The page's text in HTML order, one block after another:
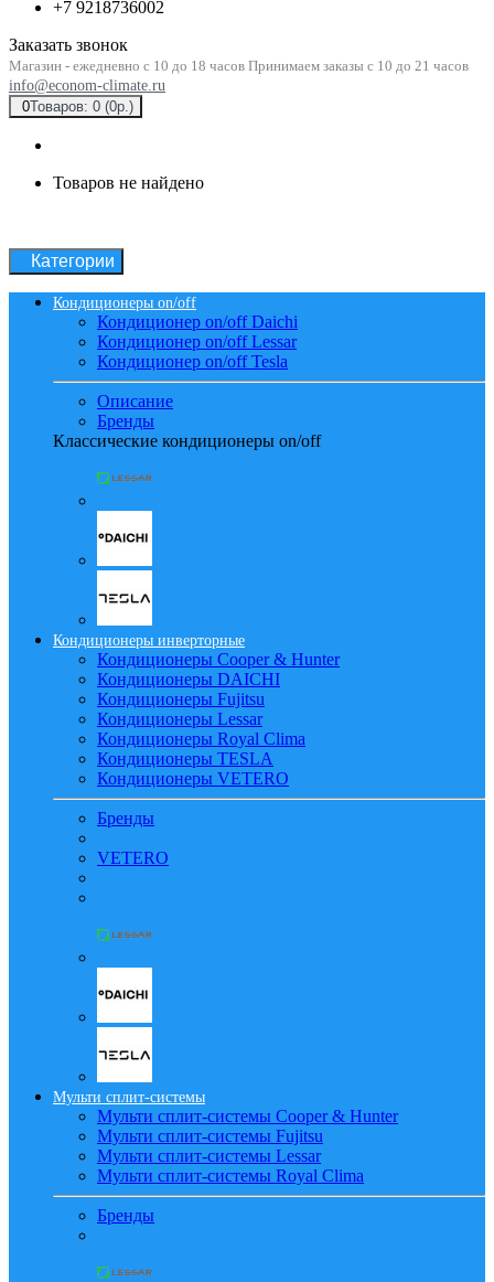
+7 9218736002
Заказать звонок
Магазин - ежедневно с 10 до 18 часов Принимаем заказы с 10 до 21 часов
info@econom-climate.ru
0Товаров: 0 (0р.)
Товаров не найдено
Категории
Кондиционеры on/off
Кондиционер on/off Daichi
Кондиционер on/off Lessar
Кондиционер on/off Tesla
Описание
Бренды
Классические кондиционеры on/off
Кондиционеры инверторные
Кондиционеры Cooper & Hunter
Кондиционеры DAICHI
Кондиционеры Fujitsu
Кондиционеры Lessar
Кондиционеры Royal Clima
Кондиционеры TESLA
Кондиционеры VETERO
Бренды
VETERO
Мульти сплит-системы
Мульти сплит-системы Cooper & Hunter
Мульти сплит-системы Fujitsu
Мульти сплит-системы Lessar
Мульти сплит-системы Royal Clima
Бренды